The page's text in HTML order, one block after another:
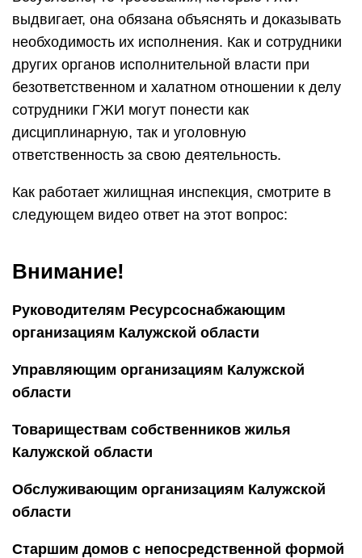
выдвигает, она обязана объяснять и доказывать
необходимость их исполнения. Как и сотрудники
других органов исполнительной власти при
безответственном и халатном отношении к делу
сотрудники ГЖИ могут понести как
дисциплинарную, так и уголовную
ответственность за свою деятельность.
Как работает жилищная инспекция, смотрите в
следующем видео ответ на этот вопрос:
Внимание!
Руководителям Ресурсоснабжающим
организациям Калужской области
Управляющим организациям Калужской
области
Товариществам собственников жилья
Калужской области
Обслуживающим организациям Калужской
области
Старшим домов с непосредственной формой